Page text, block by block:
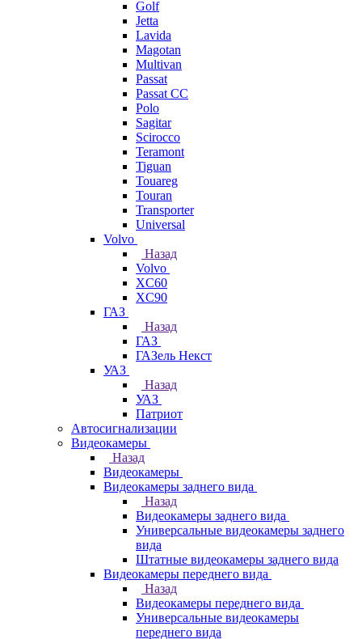
Golf
Jetta
Lavida
Magotan
Multivan
Passat
Passat CC
Polo
Sagitar
Scirocco
Teramont
Tiguan
Touareg
Touran
Transporter
Universal
Volvo
Назад
Volvo
XC60
XC90
ГАЗ
Назад
ГАЗ
ГАЗель Некст
УАЗ
Назад
УАЗ
Патриот
Автосигнализации
Видеокамеры
Назад
Видеокамеры
Видеокамеры заднего вида
Назад
Видеокамеры заднего вида
Универсальные видеокамеры заднего
вида
Штатные видеокамеры заднего вида
Видеокамеры переднего вида
Назад
Видеокамеры переднего вида
Универсальные видеокамеры
переднего вида